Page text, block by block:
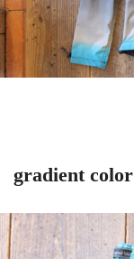
gradient